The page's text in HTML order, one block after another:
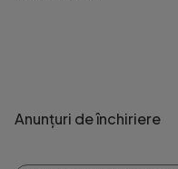
Anunțuri de închiriere